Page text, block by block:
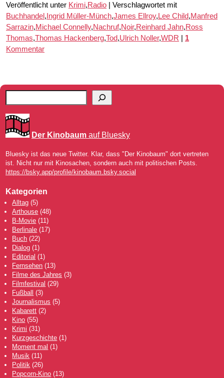
Veröffentlicht unter Krimi,Radio
Verschlagwortet mit
Buchhandel , Ingrid Müller-Münch,James Ellroy, Lee Child,Manfred
Sarrazin,Michael Connelly,Nachruf,Noir,Reinhard Jahn,Ross
Thomas,Thomas Hackenberg,Tod,Ulrich Noller,WDR
1
Kommentar
Der Kinobaum auf Bluesky
Bluesky ist das neue Twitter. Klar, dass "Der Kinobaum" dort vertreten
ist. Nicht nur mit Kinosachen, sondern auch mit politischen Posts.
https://bsky.app/profile/kinobaum.bsky.social
Kategorien
Alltag (5)
Arthouse (48)
B-Movie (11)
Berlinale (17)
Buch (22)
Dialog (1)
Editorial (1)
Fernsehen (13)
Filme des Jahres (3)
Filmfestival (29)
Fußball (3)
Journalismus (5)
Kabarett (2)
Kino (55)
Krimi (31)
Kurzgeschichte (1)
Moment mal (1)
Musik (11)
Politik (26)
Popcorn-Kino (13)